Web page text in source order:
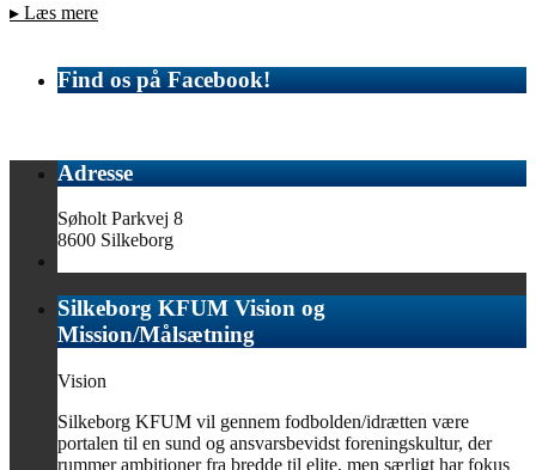
▸ Læs mere
Find os på Facebook!
Adresse
Søholt Parkvej 8
8600 Silkeborg
Silkeborg KFUM Vision og
Mission/Målsætning
Vision
Silkeborg KFUM vil gennem fodbolden/idrætten være
portalen til en sund og ansvarsbevidst foreningskultur, der
rummer ambitioner fra bredde til elite, men særligt har fokus